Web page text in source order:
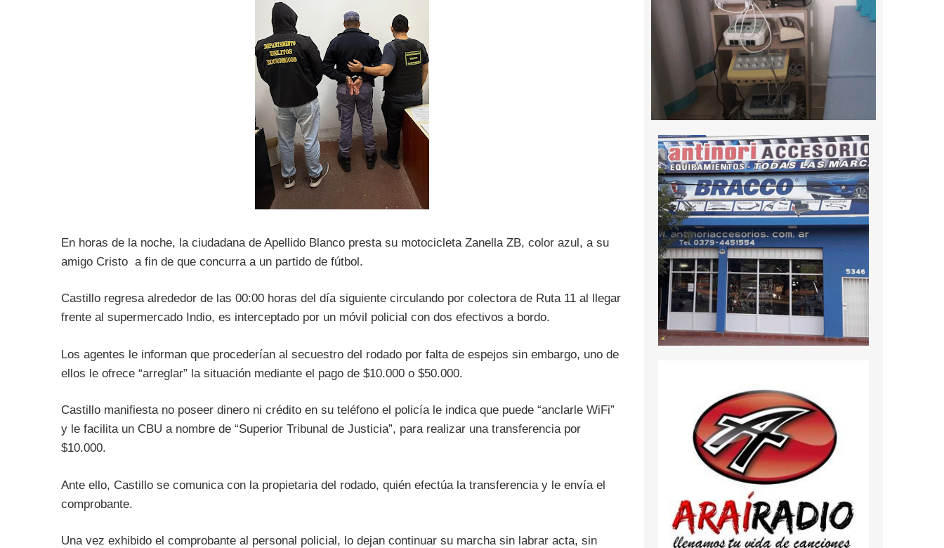
En horas de la noche, la ciudadana de Apellido Blanco presta su motocicleta Zanella ZB, color azul, a su
amigo Cristo a fin de que concurra a un partido de fútbol.
Castillo regresa alrededor de las 00:00 horas del día siguiente circulando por colectora de Ruta 11 al llegar
frente al supermercado Indio, es interceptado por un móvil policial con dos efectivos a bordo.
Los agentes le informan que procederían al secuestro del rodado por falta de espejos sin embargo, uno de
ellos le ofrece “arreglar” la situación mediante el pago de $10.000 o $50.000.
Castillo manifiesta no poseer dinero ni crédito en su teléfono el policía le indica que puede “anclarle WiFi”
y le facilita un CBU a nombre de “Superior Tribunal de Justicia”, para realizar una transferencia por
$10.000.
Ante ello, Castillo se comunica con la propietaria del rodado, quién efectúa la transferencia y le envía el
comprobante.
Una vez exhibido el comprobante al personal policial, lo dejan continuar su marcha sin labrar acta, sin